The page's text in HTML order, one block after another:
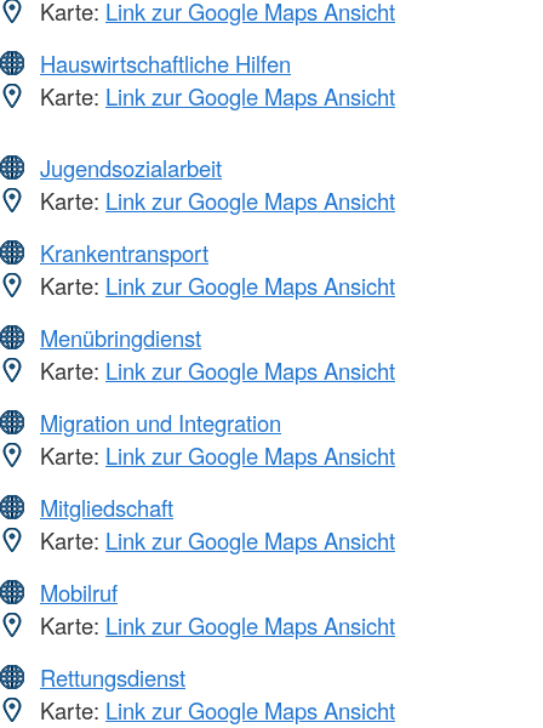
Karte: Link zur Google Maps Ansicht
Hauswirtschaftliche Hilfen
Karte: Link zur Google Maps Ansicht
Jugendsozialarbeit
Karte: Link zur Google Maps Ansicht
Krankentransport
Karte: Link zur Google Maps Ansicht
Menübringdienst
Karte: Link zur Google Maps Ansicht
Migration und Integration
Karte: Link zur Google Maps Ansicht
Mitgliedschaft
Karte: Link zur Google Maps Ansicht
Mobilruf
Karte: Link zur Google Maps Ansicht
Rettungsdienst
Karte: Link zur Google Maps Ansicht